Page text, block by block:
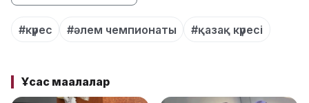
#күрес #әлем чемпионаты #қазақ күресі
Ұқсас мақалалар